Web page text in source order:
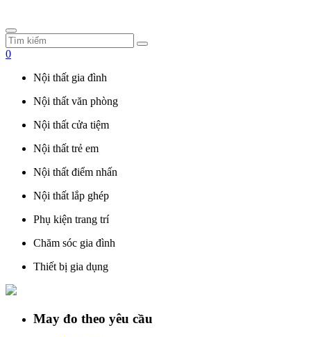
0
Nội thất gia đình
Nội thất văn phòng
Nội thất cửa tiệm
Nội thất trẻ em
Nội thất điểm nhấn
Nội thất lắp ghép
Phụ kiện trang trí
Chăm sóc gia đình
Thiết bị gia dụng
May đo theo yêu cầu